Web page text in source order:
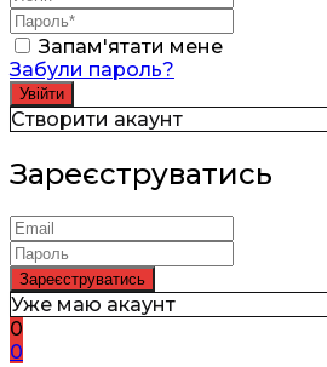
Запам'ятати мене
Забули пароль?
Створити акаунт
Зареєструватись
Уже маю акаунт
0
0